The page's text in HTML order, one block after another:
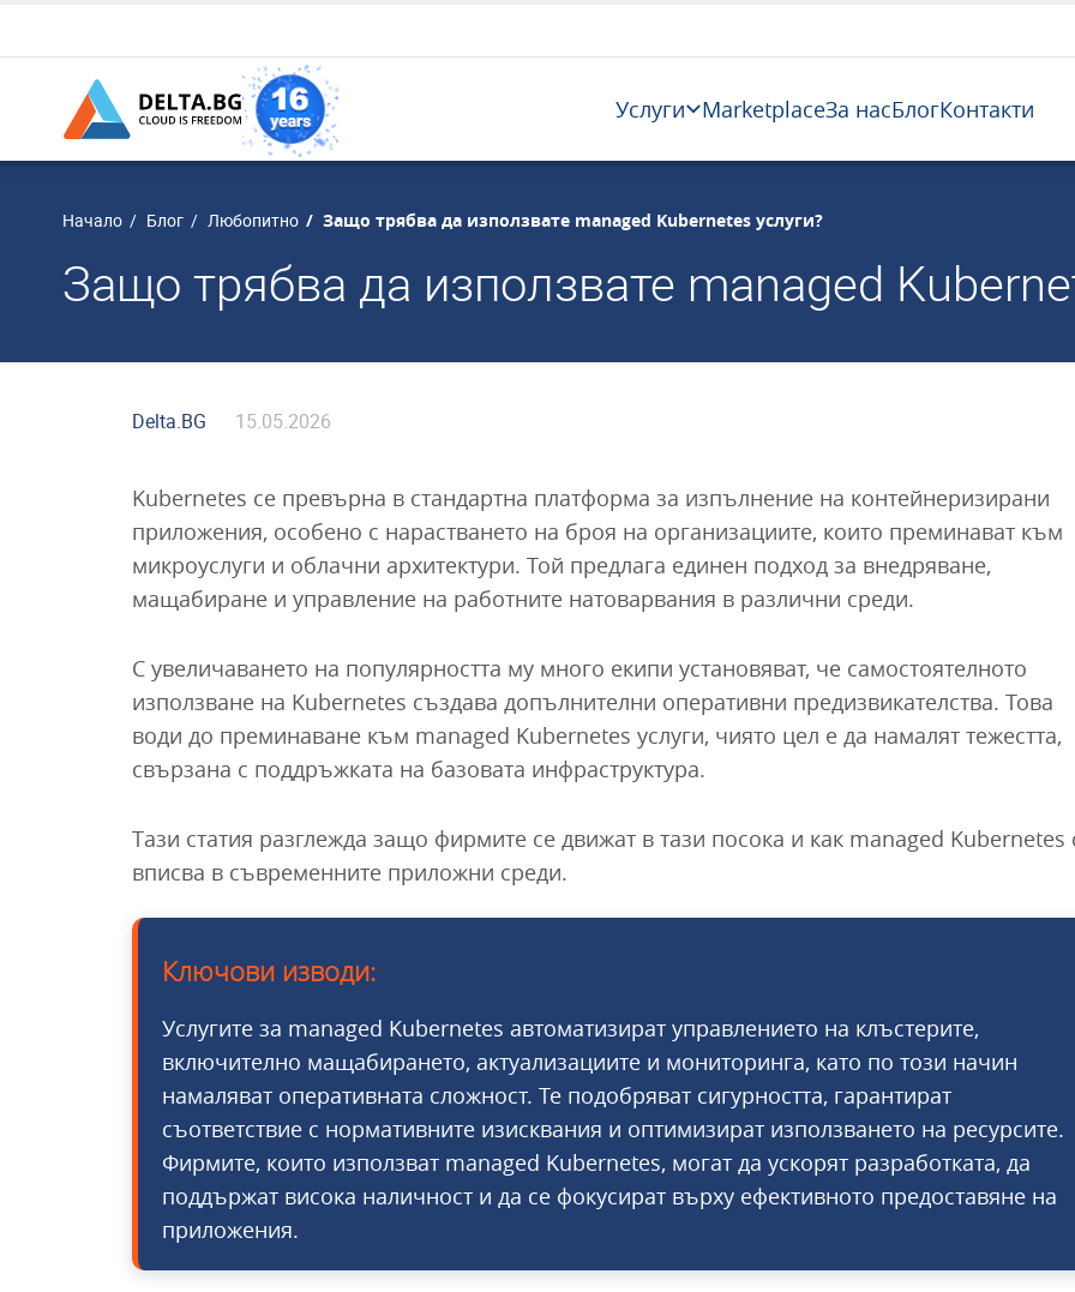
Услуги MarketplaceЗа насБлогКонтакти
Начало Блог Любопитно Защо трябва да използвате managed Kubernetes услуги?
Защо трябва да използвате managed
Delta.BG 15.05.2026
Kubernetes се превърна в стандартна платформа за изпълнение на контейнеризирани
приложения, особено с нарастването на броя на организациите, които преминават към
микроуслуги и облачни архитектури. Той предлага единен подход за внедряване,
мащабиране и управление на работните натоварвания в различни среди.
С увеличаването на популярността му много екипи установяват, че самостоятелното
използване на Kubernetes създава допълнителни оперативни предизвикателства. Това
води до преминаване към managed Kubernetes услуги, чиято цел е да намалят тежестта,
свързана с поддръжката на базовата инфраструктура.
Тази статия разглежда защо фирмите се движат в тази посока и как managed Kubernetes
вписва в съвременните приложни среди.
Ключови изводи:
Услугите за managed Kubernetes автоматизират управлението на клъстерите,
включително мащабирането, актуализациите и мониторинга, като по този начин
намаляват оперативната сложност. Те подобряват сигурността, гарантират
съответствие с нормативните изисквания и оптимизират използването на ресурсите.
Фирмите, които използват managed Kubernetes, могат да ускорят разработката, да
поддържат висока наличност и да се фокусират върху ефективното предоставяне на
приложения.